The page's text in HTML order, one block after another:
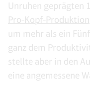
Unruhen geprägten
Pro-Kopf-Produktion
um mehr als ein
ganz dem
stellte aber in den
eine angemessene